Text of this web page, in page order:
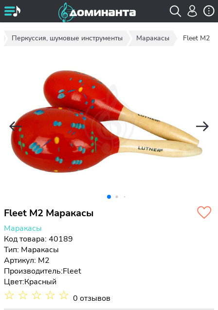
Перкуссия, шумовые инструменты Маракасы Fleet M2
Fleet M2 Маракасы
Маракасы
Код товара: 40189
Тип: Маракасы
Артикул: M2
Производитель:Fleet
Цвет:Красный
☆ ☆ ☆ ☆ ☆ 0 отзывов